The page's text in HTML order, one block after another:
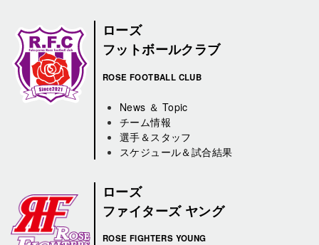
ローズ
フットボールクラブ
ROSE FOOTBALL CLUB
News ＆ Topic
チーム情報
選手＆スタッフ
スケジュール＆試合結果
ローズ
ファイターズ ヤング
ROSE FIGHTERS YOUNG